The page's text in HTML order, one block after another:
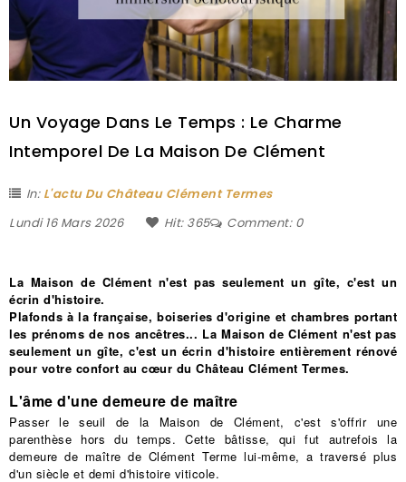
Un Voyage Dans Le Temps : Le Charme
Intemporel De La Maison De Clément
In: L'actu Du Château Clément Termes
Lundi 16 Mars2026 Comment: 0
Hit: 365
La Maison de Clément n'est pas seulement un gîte, c'est un
écrin d'histoire.
Plafonds à la française, boiseries d'origine et chambres portant
les prénoms de nos ancêtres... La Maison de Clément n'est pas
seulement un gîte, c'est un écrin d'histoire entièrement rénové
pour votre confort au cœur du Château Clément Termes.
L'âme d'une demeure de maître
Passer le seuil de la Maison de Clément, c'est s'offrir une
parenthèse hors du temps. Cette bâtisse, qui fut autrefois la
demeure de maître de Clément Terme lui-même, a traversé plus
d'un siècle et demi d'histoire viticole.